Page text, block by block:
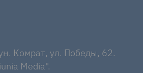
Комрат, ул. Победы, 62.
Media".